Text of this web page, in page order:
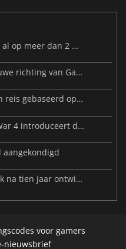
Resident Evil Veronica staat nu al op meer dan 2 miljoen verlanglijstjes
Beast of Reincarnation: de nieuwe richting van Game Freak
Big Walk is nu verkrijgbaar: een reis gebaseerd op vriendschap
Warhammer 40.000: Dawn of War 4 introduceert de Necron-factie
aangekondigd
Vahrin's Call verschijnt eindelijk na tien jaar ontwikkeling
voor gamers
nieuwsbrief